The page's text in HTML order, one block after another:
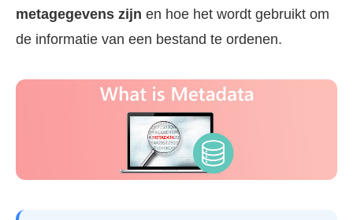
metagegevens zijn en hoe het wordt gebruikt om
de informatie van een bestand te ordenen.